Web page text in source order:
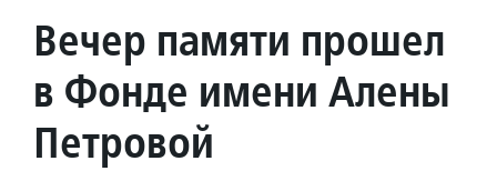
Вечер памяти прошел
в Фонде имени Алены
Петровой